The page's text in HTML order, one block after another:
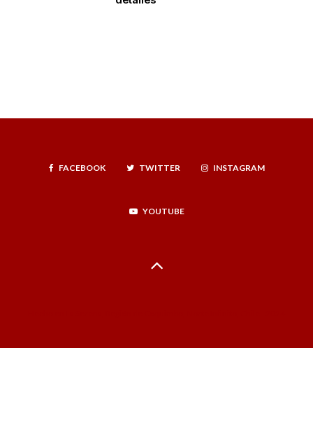
FACEBOOK TWITTER INSTAGRAM
YOUTUBE